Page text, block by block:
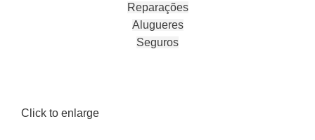
Reparações
Alugueres
Seguros
Click to enlarge